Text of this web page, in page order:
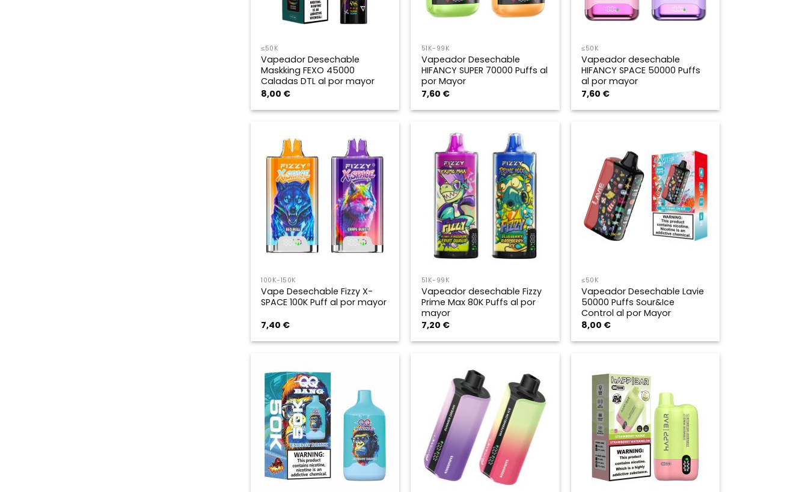
≤50K
Vapeador Desechable
Maskking FEXO 45000
Caladas DTL al por mayor
8,00 €
51K-99K
Vapeador Desechable
HIFANCY SUPER 70000 Puffs al
por Mayor
7,60 €
≤50K
Vapeador desechable
HIFANCY SPACE 50000 Puffs
al por mayor
7,60 €
100K-150K
Vape Desechable Fizzy X-
SPACE 100K Puff al por mayor
7,40 €
51K-99K
Vapeador desechable Fizzy
Prime Max 80K Puffs al por
mayor
7,20 €
≤50K
Vapeador Desechable Lavie
50000 Puffs Sour&Ice
Control al por Mayor
8,00 €